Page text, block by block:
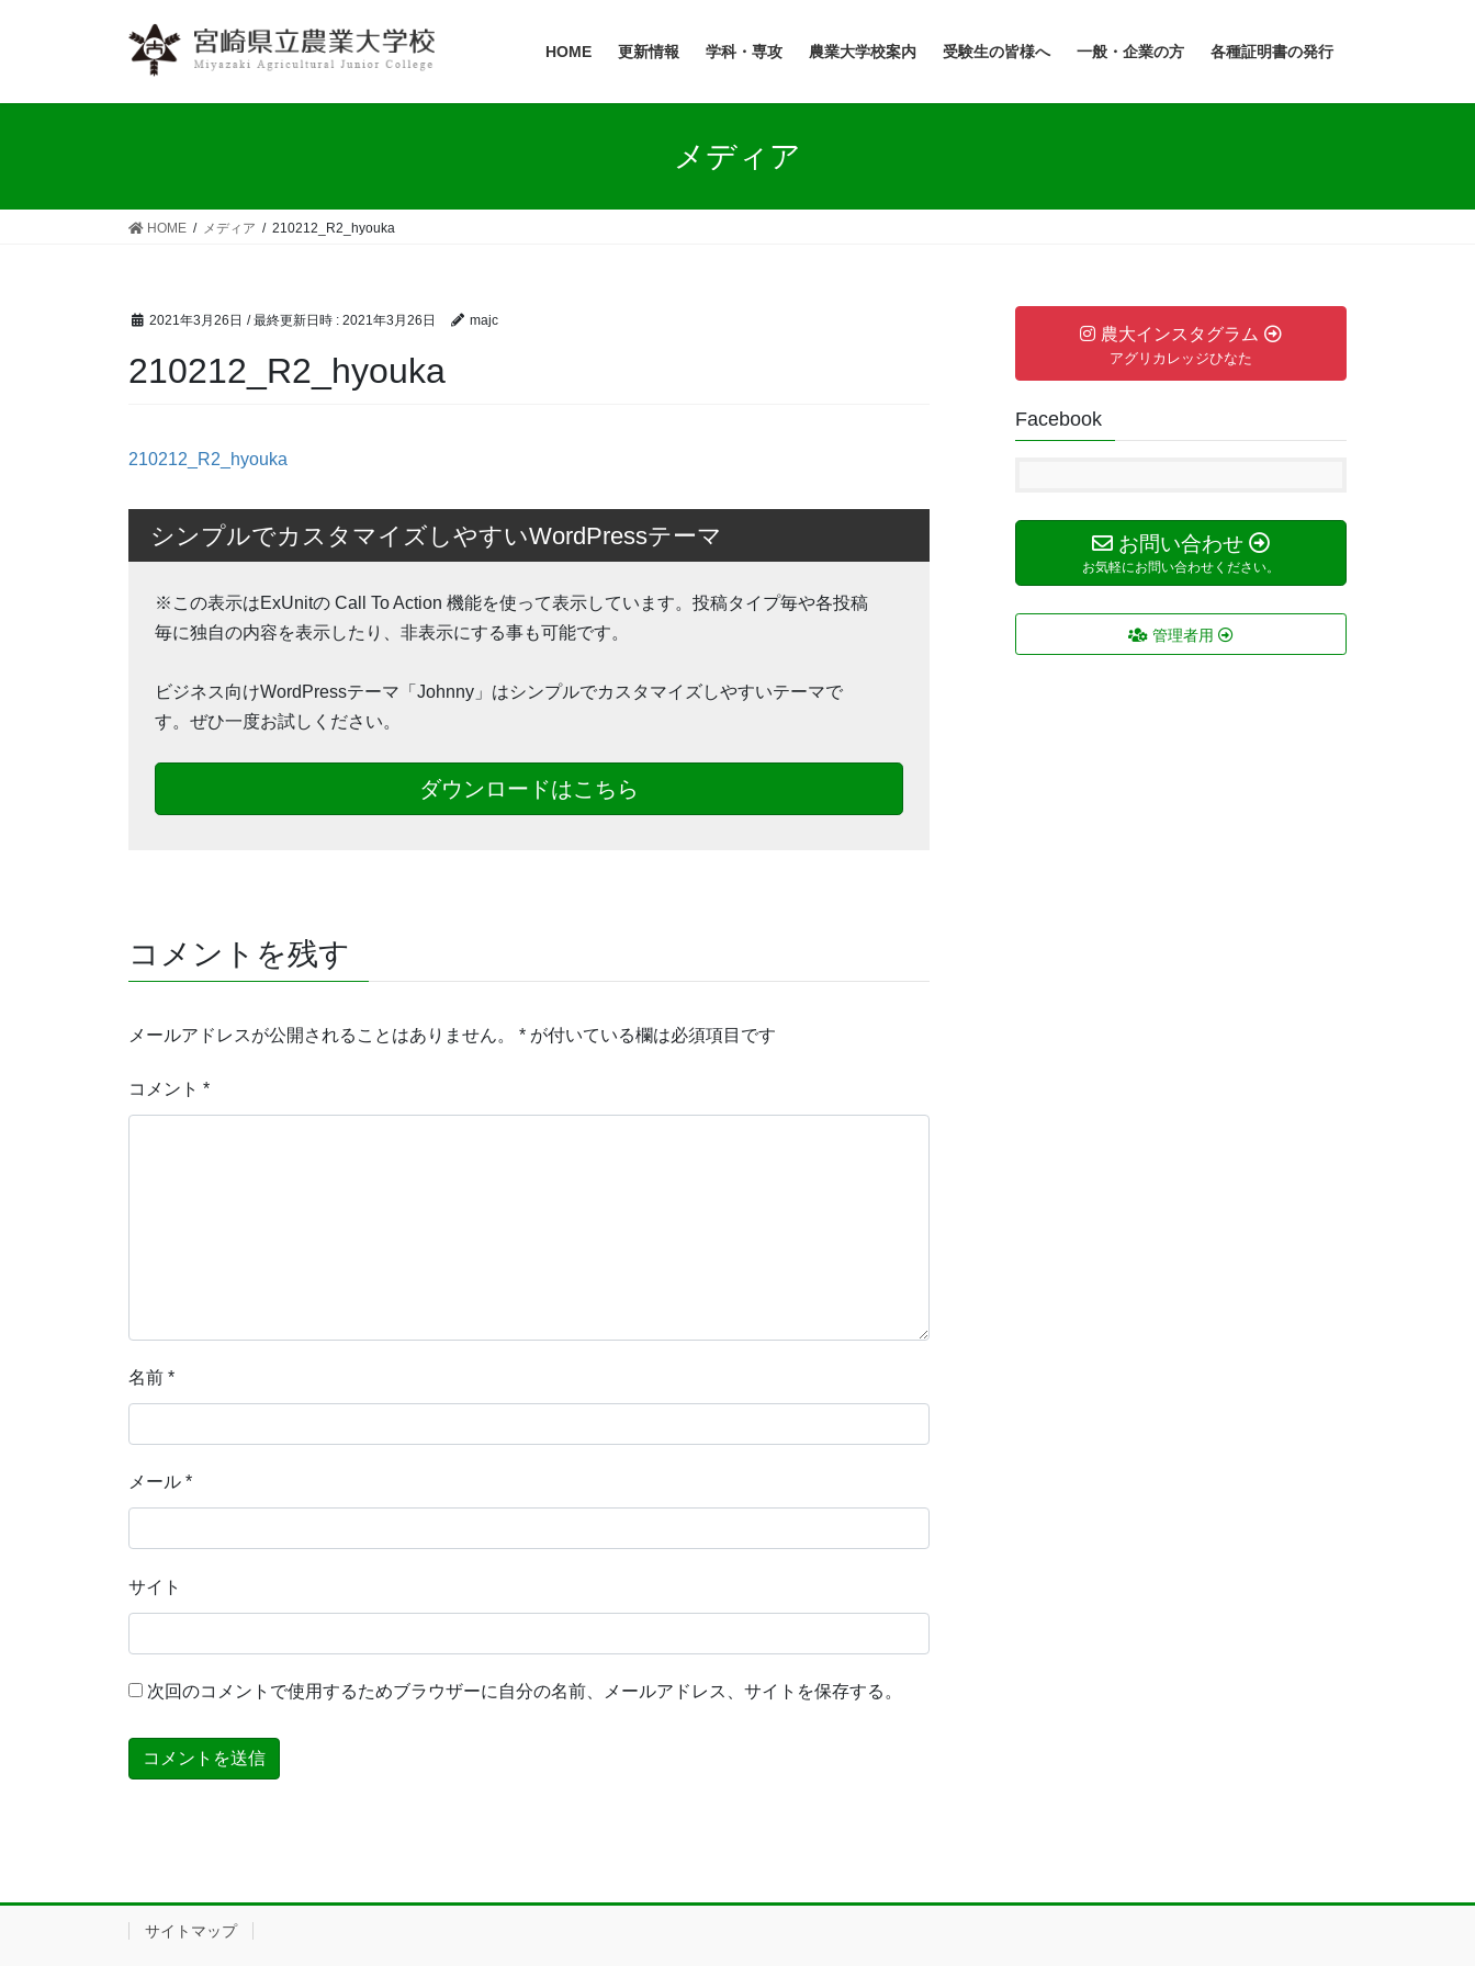
HOME 更新情報 学科・専攻 農業大学校案内 受験生の皆様へ 一般・企業の方 各種証明書の発行
メディア
HOME メディア 210212_R2_hyouka
2021年3月26日 / 最終更新日時 : 2021年3月26日 majc
210212_R2_hyouka
210212_R2_hyouka
シンプルでカスタマイズしやすいWordPressテーマ
※この表示はExUnitの Call To Action 機能を使って表示しています。投稿タイプ毎や各投稿
毎に独自の内容を表示したり、非表示にする事も可能です。
ビジネス向けWordPressテーマ「Johnny」はシンプルでカスタマイズしやすいテーマで
す。ぜひ一度お試しください。
ダウンロードはこちら
コメントを残す
メールアドレスが公開されることはありません。 * が付いている欄は必須項目です
コメント *
名前 *
メール *
サイト
次回のコメントで使用するためブラウザーに自分の名前、メールアドレス、サイトを保存する。
農大インスタグラム
アグリカレッジひなた
Facebook
お問い合わせ
お気軽にお問い合わせください。
管理者用
サイトマップ